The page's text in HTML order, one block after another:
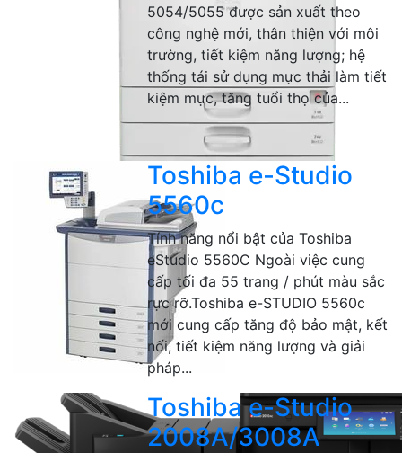
5054/5055 được sản xuất theo
công nghệ mới, thân thiện với môi
trường, tiết kiệm năng lượng; hệ
thống tái sử dụng mực thải làm tiết
kiệm mực, tăng tuổi thọ của...
Toshiba e-Studio
5560c
Tính năng nổi bật của Toshiba
eStudio 5560C Ngoài việc cung
cấp tối đa 55 trang / phút màu sắc
rực rỡ.Toshiba e-STUDIO 5560c
mới cung cấp tăng độ bảo mật, kết
nối, tiết kiệm năng lượng và giải
pháp...
Toshiba e-Studio
2008A/3008A